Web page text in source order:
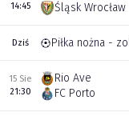
14:45
Śląsk Wrocław
Dziś
15 Sie
21:30
Rio Ave
FC Porto